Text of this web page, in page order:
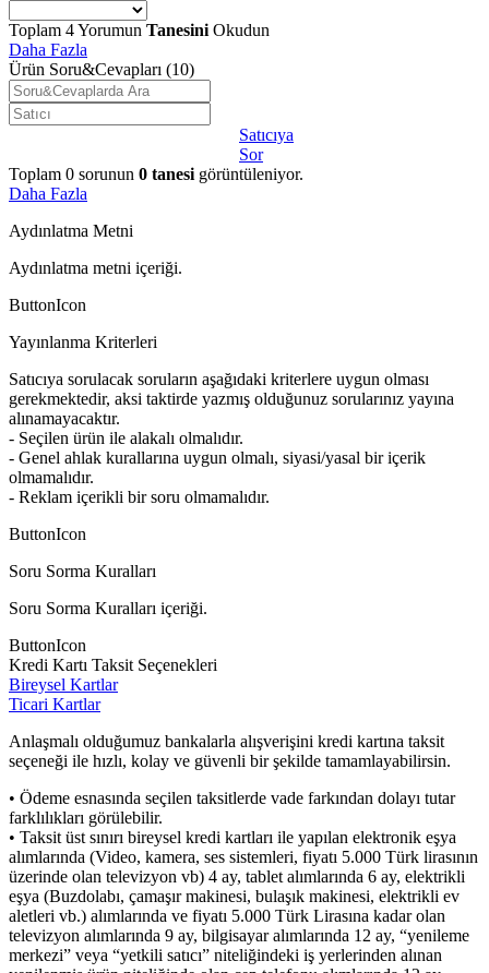
Toplam 4Yorumun Tanesini Okudun
Daha Fazla
Ürün Soru&Cevapları (10)
Satıcıya
Sor
Toplam 0 sorunun 0 tanesi görüntüleniyor.
Daha Fazla
Aydınlatma Metni
Aydınlatma metni içeriği.
ButtonIcon
Yayınlanma Kriterleri
Satıcıya sorulacak soruların aşağıdaki kriterlere uygun olması
gerekmektedir, aksi taktirde yazmış olduğunuz sorularınız yayına
alınamayacaktır.
- Seçilen ürün ile alakalı olmalıdır.
- Genel ahlak kurallarına uygun olmalı, siyasi/yasal bir içerik
olmamalıdır.
- Reklam içerikli bir soru olmamalıdır.
ButtonIcon
Soru Sorma Kuralları
Soru Sorma Kuralları içeriği.
ButtonIcon
Kredi Kartı Taksit Seçenekleri
Bireysel Kartlar
Ticari Kartlar
Anlaşmalı olduğumuz bankalarla alışverişini kredi kartına taksit
seçeneği ile hızlı, kolay ve güvenli bir şekilde tamamlayabilirsin.
• Ödeme esnasında seçilen taksitlerde vade farkından dolayı tutar
farklılıkları görülebilir.
• Taksit üst sınırı bireysel kredi kartları ile yapılan elektronik eşya
alımlarında (Video, kamera, ses sistemleri, fiyatı 5.000 Türk lirasının
üzerinde olan televizyon vb) 4 ay, tablet alımlarında 6 ay, elektrikli
eşya (Buzdolabı, çamaşır makinesi, bulaşık makinesi, elektrikli ev
aletleri vb.) alımlarında ve fiyatı 5.000 Türk Lirasına kadar olan
televizyon alımlarında 9 ay, bilgisayar alımlarında 12 ay, “yenileme
merkezi” veya “yetkili satıcı” niteliğindeki iş yerlerinden alınan